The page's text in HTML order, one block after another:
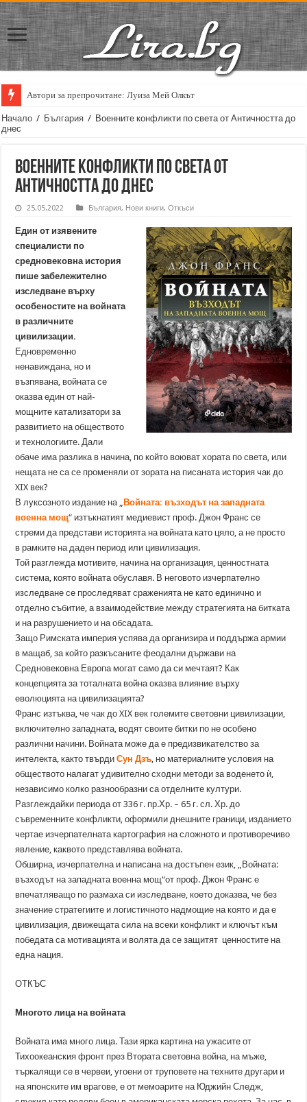
Автори за препрочитане: Луиза Мей Олкът
Начало / България / Военните конфликти по света от Античността до
днес
Военните конфликти по света от
Античността до днес
25.05.2022 България, Нови книги,Откъси
Един от изявените
специалисти по
средновековна история
пише забележително
изследване върху
особеностите на войната
в различните
цивилизации.
Едновременно
ненавиждана, но и
възпявана, войната се
оказва един от най-
мощните катализатори за
развитието на обществото
и технологиите. Дали
обаче има разлика в начина, по който воюват хората по света, или
нещата не са се променяли от зората на писаната история чак до
XIX век?
В луксозното издание на „ Войната: възходът на западната
военна мощ“ изтъкнатият медиевист проф. Джон Франс се
стреми да представи историята на войната като цяло, а не просто
в рамките на даден период или цивилизация.
Той разглежда мотивите, начина на организация, ценностната
система, която войната обуславя. В неговото изчерпателно
изследване се проследяват сраженията не като единично и
отделно събитие, а взаимодействие между стратегията на битката
и на разрушението и на обсадата.
Защо Римската империя успява да организира и поддържа армии
в мащаб, за който разкъсаните феодални държави на
Средновековна Европа могат само да си мечтаят? Как
концепцията за тоталната война оказва влияние върху
еволюцията на цивилизацията?
Франс изтъква, че чак до XIX век големите световни цивилизации,
включително западната, водят своите битки по не особено
различни начини. Войната може да е предизвикателство за
интелекта, както твърдиСун Дзъ, но материалните условия на
обществото налагат удивително сходни методи за воденето ѝ,
независимо колко разнообразни са отделните култури.
Разглеждайки периода от 336 г. пр.Хр. – 65 г. сл. Хр. до
съвременните конфликти, оформили днешните граници, изданието
чертае изчерпателната картография на сложното и противоречиво
явление, каквото представлява войната.
Обширна, изчерпателна и написана на достъпен език, „Войната:
възходът на западната военна мощ“от проф. Джон Франс е
впечатляващо по размаха си изследване, което доказва, че без
значение стратегиите и логистичното надмощие на която и да е
цивилизация, движещата сила на всеки конфликт и ключът към
победата са мотивацията и волята да се защитят ценностите на
една нация.
ОТКЪС
Многото лица на войната
Войната има много лица. Тази ярка картина на ужасите от
Тихоокеанския фронт през Втората световна война, на мъже,
търкалящи се в червеи, угоени от труповете на техните другари и
на японските им врагове, е от мемоарите на Юджийн Следж,